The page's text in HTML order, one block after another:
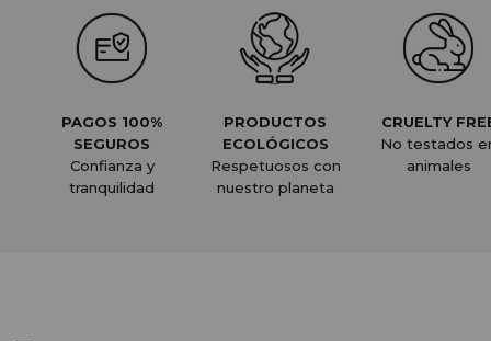
PAGOS 100%
SEGUROS
Confianza y
tranquilidad
PRODUCTOS
ECOLÓGICOS
Respetuosos con
nuestro planeta
CRUELTY
No testados
animales